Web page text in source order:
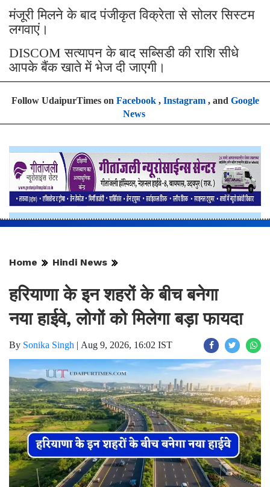
मंजूरी मिलने के बाद पंजीकृत विक्रेता से सोलर सिस्टम
लगवाएं।
DISCOM सत्यापन के बाद सब्सिडी की राशि सीधे
आपके बैंक खाते में भेज दी जाएगी।
Follow UdaipurTimes on Facebook, Instagram, and Google
News
Home Hindi News
हरियाणा के इन शहरों के बीच बनेगा
नया हाईवे, लोगों को मिलेगा बड़ा फायदा
By Sonika Singh | Aug 9, 2026, 16:02 IST